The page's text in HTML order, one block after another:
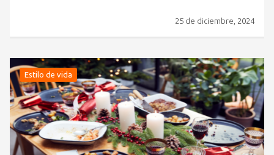
25 de diciembre, 2024
Estilo de vida